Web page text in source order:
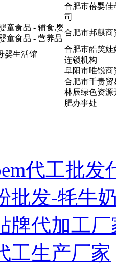
合肥市蓓婴佳
司
童食品 - 辅食,婴
童食品 - 营养品
合肥市邦麒商
婴生活馆
合肥市酷笑娃
连锁机构
阜阳市唯锐商
合肥市千贵贸
林辰绿色资源
肥办事处
代工批发
批发-牦牛
牌代加工
工生产厂家